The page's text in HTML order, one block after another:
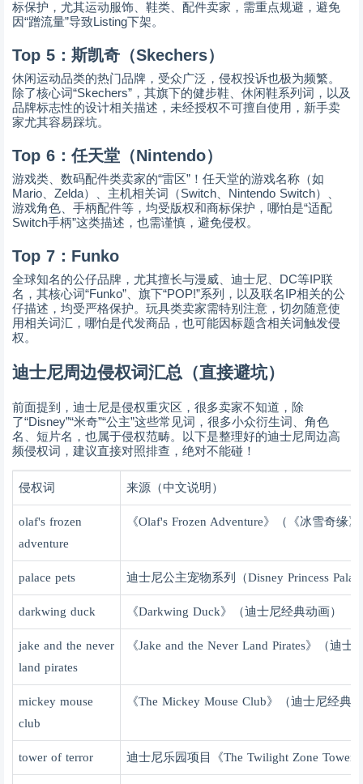
标保护，尤其运动服饰、鞋类、配件卖家，需重点规避，避免
因“蹭流量”导致Listing下架。
Top 5 ：斯凯奇（Skechers）
休闲运动品类的热门品牌，受众广泛，侵权投诉也极为频繁。
除了核心词“Skechers” ，其旗下的健步鞋、休闲鞋系列词，以及
品牌标志性的设计相关描述，未经授权不可擅自使用，新手卖
家尤其容易踩坑。
Top 6 ：任天堂（Nintendo）
游戏类、数码配件类卖家的“雷区” ！任天堂的游戏名称（如
Mario Zelda）、主机相关词（Switch Nintendo Switch）、
游戏角色、手柄配件等，均受版权和商标保护，哪怕是“适配
Switch手柄”这类描述，也需谨慎，避免侵权。
Top 7 ： Funko
全球知名的公仔品牌，尤其擅长与漫威、迪士尼、 DC等IP联
名，其核心词“Funko” 、旗下“POP!”系列，以及联名IP相关的公
仔描述，均受严格保护。玩具类卖家需特别注意，切勿随意使
用相关词汇，哪怕是代发商品，也可能因标题含相关词触发侵
权。
迪士尼周边侵权词汇总（直接避坑）
前面提到，迪士尼是侵权重灾区，很多卖家不知道，除
了“Disney”“米奇”“公主”这些常见词，很多小众衍生词、角色
名、短片名，也属于侵权范畴。以下是整理好的迪士尼周边高
频侵权词，建议直接对照排查，绝对不能碰！
侵权词 来源（中文说明）
olaf's frozen
adventure
《Olaf's Frozen Adventure》（《冰雪奇缘
palace pets 迪士尼公主宠物系列（Disney Princess
darkwing duck 《Darkwing Duck》（迪士尼经典动画）
jake and the never
land pirates
《Jake and the Never Land Pirates》（迪士
mickey mouse
club
《The Mickey Mouse Club》（迪士尼经典
tower of terror 迪士尼乐园项目《The Twilight Zone Tower